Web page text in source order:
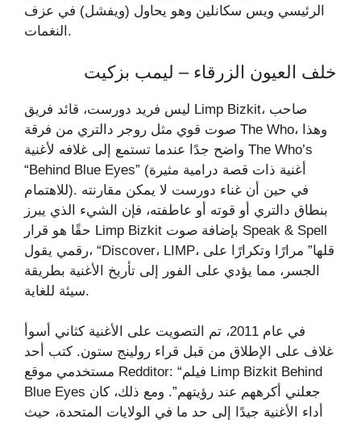
الرئيسي ويس سكانلين وهو يحاول (ويفشل) في عزف
النغمات.
خلف العيون الزرقاء – ليمب بزكيت
ليس فريد دورست، قائد فريق Limp Bizkit، صاحب
صوت قوي مثل روجر دالتري من فرقة The Who، وهذا
واضح جدًا عندما تستمع إلى غلافه لأغنية The Who’s
“Behind Blue Eyes” (أغنية ذات قصة درامية مثيرة
للاهتمام). في حين أن غناء دورست لا يمكن مقارنته
بنطاق دالتري أو قوته أو عاطفته، فإن الشيء الذي يبرز
حقًا هو قرار Limp Bizkit بإضافة صوت Speak & Spell
رقمي يقول، “Discover، LIMP، قلها” مرارًا وتكرارًا على
الجسر، مما يؤدي على الفور إلى تأريخ الأغنية بطريقة
سيئة للغاية.
في عام 2011، تم التصويت على الأغنية كثاني أسوأ
غلاف على الإطلاق من قبل قراء رولينج ستون. كتب أحد
مستخدمي موقع Redditor: “فيلم Limp Bizkit Behind
Blue Eyes جعلني أكرههم عند رؤيتهم”. ومع ذلك، كان
أداء الأغنية جيدًا إلى حد ما في الولايات المتحدة، حيث